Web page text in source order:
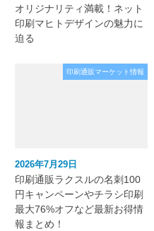
オリジナリティ満載！ネット
印刷マヒトデザインの魅力に
迫る
印刷通販マーケット情報
2026年7月29日
印刷通販ラクスルの名刺100
円キャンペーンやチラシ印刷
最大76%オフなど最新お得情
報まとめ！